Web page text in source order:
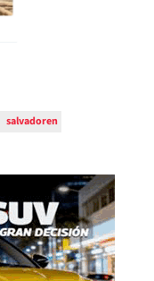
salvadoren